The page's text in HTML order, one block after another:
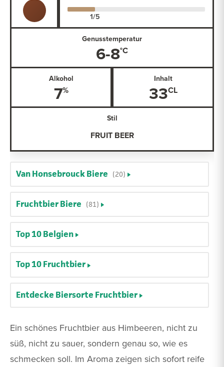
Ein schönes Fruchtbier aus Himbeeren, nicht zu
süß, nicht zu sauer, sondern genau so, wie es
schmecken soll. Im Aroma zeigen sich sofort reife
Genusstemperatur
6-8
Alkohol
7
Inhalt
33
Stil
FRUIT BEER
Van Honsebrouck Biere (20)
Fruchtbier Biere (81)
Top 10 Belgien
Top 10 Fruchtbier
Entdecke Biersorte Fruchtbier